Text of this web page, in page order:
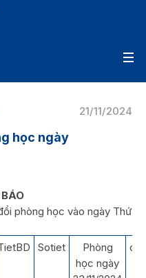
21/11/2024
học ngày
phòng học vào ngày Thứ
Sotiet
Phòng
học ngày